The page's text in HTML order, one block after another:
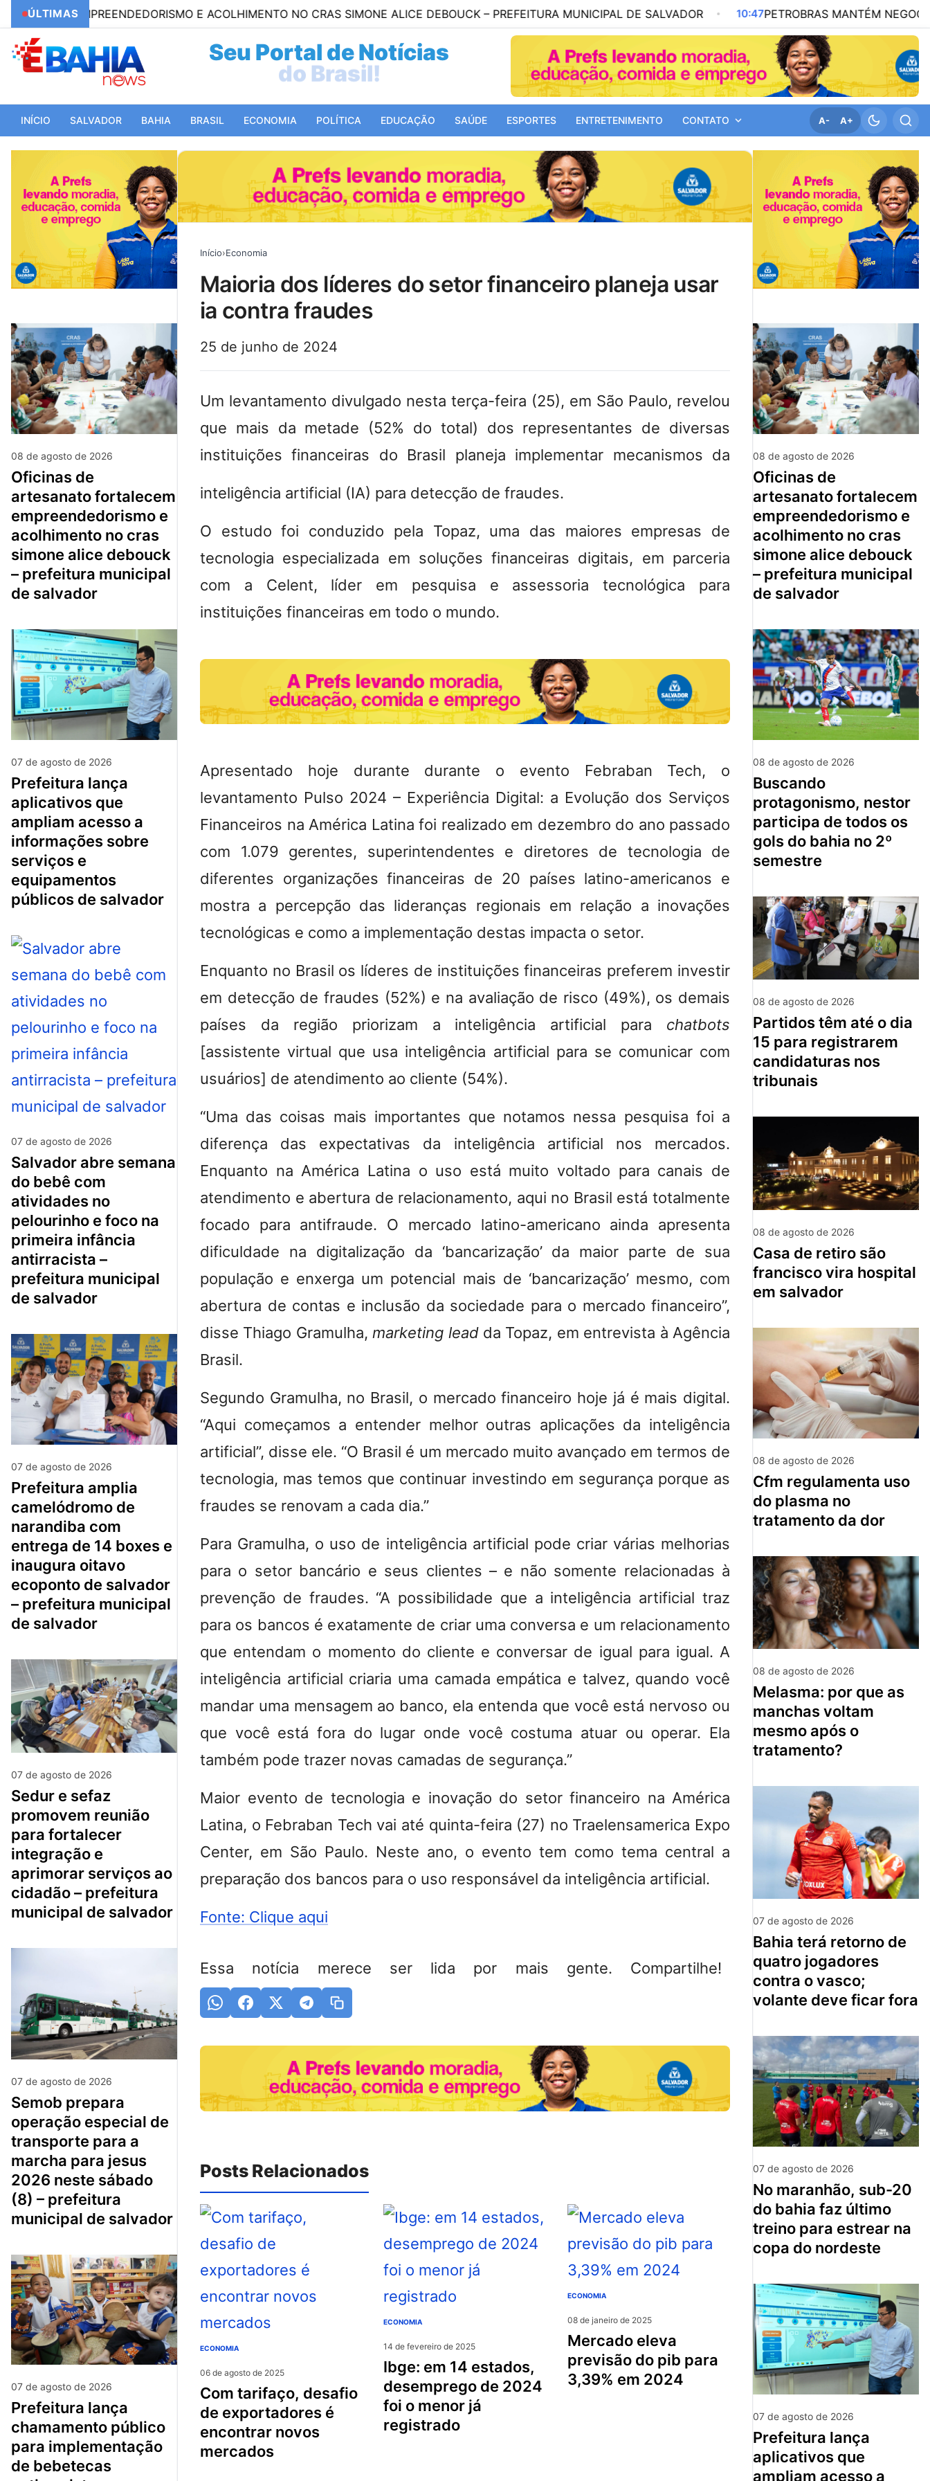
ÚLTIMAS E ACOLHIMENTO NO CRAS SIMONE ALICE DEBOUCK – PREFEITURA MUNICIPAL DE SALVADOR 10:47PETROBRAS MANTÉM NEGOCIAÇÃO POR
Seu Portal de Notícias
do Mundo!
INÍCIO SALVADOR BAHIA BRASIL ECONOMIA POLÍTICA EDUCAÇÃO SAÚDE ESPORTES ENTRETENIMENTO CONTATO A- A+
08 de agosto de 2026
oficinas de
artesanato fortalecem
empreendedorismo e
acolhimento no cras
simone alice debouck
– prefeitura municipal
de salvador
07 de agosto de 2026
prefeitura lança
aplicativos que
ampliam acesso a
informações sobre
serviços e
equipamentos
públicos de salvador
07 de agosto de 2026
salvador abre semana
do bebê com
atividades no
pelourinho e foco na
primeira infância
antirracista –
prefeitura municipal
de salvador
07 de agosto de 2026
prefeitura amplia
camelódromo de
narandiba com
entrega de 14 boxes e
inaugura oitavo
ecoponto de salvador
– prefeitura municipal
de salvador
07 de agosto de 2026
sedur e sefaz
promovem reunião
para fortalecer
integração e
aprimorar serviços ao
cidadão – prefeitura
municipal de salvador
07 de agosto de 2026
semob prepara
operação especial de
transporte para a
marcha para jesus
2026 neste sábado
(8) – prefeitura
municipal de salvador
07 de agosto de 2026
prefeitura lança
chamamento público
para implementação
de bebetecas
Início›Economia
maioria dos líderes do setor financeiro planeja usar
ia contra fraudes
25 de junho de 2024
Um levantamento divulgado nesta terça-feira (25), em São Paulo, revelou
que mais da metade (52% do total) dos representantes de diversas
instituições financeiras do Brasil planeja implementar mecanismos da
inteligência artificial (IA) para detecção de fraudes.
O estudo foi conduzido pela Topaz, uma das maiores empresas de
tecnologia especializada em soluções financeiras digitais, em parceria
com a Celent, líder em pesquisa e assessoria tecnológica para
instituições financeiras em todo o mundo.
Apresentado hoje durante durante o evento Febraban Tech, o
levantamento Pulso 2024 – Experiência Digital: a Evolução dos Serviços
Financeiros na América Latina foi realizado em dezembro do ano passado
com 1.079 gerentes, superintendentes e diretores de tecnologia de
diferentes organizações financeiras de 20 países latino-americanos e
mostra a percepção das lideranças regionais em relação a inovações
tecnológicas e como a implementação destas impacta o setor.
Enquanto no Brasil os líderes de instituições financeiras preferem investir
em detecção de fraudes (52%) e na avaliação de risco (49%), os demais
países da região priorizam a inteligência artificial para chatbots
[assistente virtual que usa inteligência artificial para se comunicar com
usuários] de atendimento ao cliente (54%).
“Uma das coisas mais importantes que notamos nessa pesquisa foi a
diferença das expectativas da inteligência artificial nos mercados.
Enquanto na América Latina o uso está muito voltado para canais de
atendimento e abertura de relacionamento, aqui no Brasil está totalmente
focado para antifraude. O mercado latino-americano ainda apresenta
dificuldade na digitalização da ‘bancarização’ da maior parte de sua
população e enxerga um potencial mais de ‘bancarização’ mesmo, com
abertura de contas e inclusão da sociedade para o mercado financeiro”,
disse Thiago Gramulha,marketing leadda Topaz, em entrevista àAgência
Brasil.
Segundo Gramulha, no Brasil, o mercado financeiro hoje já é mais digital.
“Aqui começamos a entender melhor outras aplicações da inteligência
artificial”, disse ele. “O Brasil é um mercado muito avançado em termos de
tecnologia, mas temos que continuar investindo em segurança porque as
fraudes se renovam a cada dia.”
Para Gramulha, o uso de inteligência artificial pode criar várias melhorias
para o setor bancário e seus clientes – e não somente relacionadas à
prevenção de fraudes. “A possibilidade que a inteligência artificial traz
para os bancos é exatamente de criar uma conversa e um relacionamento
que entendam o momento do cliente e conversar de igual para igual. A
inteligência artificial criaria uma camada empática e talvez, quando você
mandar uma mensagem ao banco, ela entenda que você está nervoso ou
que você está fora do lugar onde você costuma atuar ou operar. Ela
também pode trazer novas camadas de segurança.”
Maior evento de tecnologia e inovação do setor financeiro na América
Latina, o Febraban Tech vai até quinta-feira (27) no Traelensamerica Expo
Center, em São Paulo. Neste ano, o evento tem como tema central a
preparação dos bancos para o uso responsável da inteligência artificial.
Fonte: Clique aqui
Essa notícia merece ser lida por mais gente. Compartilhe!
Posts Relacionados
ECONOMIA
06 de agosto de 2025
com tarifaço, desafio
de exportadores é
encontrar novos
mercados
ECONOMIA
14 de fevereiro de 2025
ibge: em 14 estados,
desemprego de 2024
foi o menor já
registrado
ECONOMIA
08 de janeiro de 2025
mercado eleva
previsão do pib para
3,39% em 2024
08 de agosto de 2026
oficinas de
artesanato fortalecem
empreendedorismo e
acolhimento no cras
simone alice debouck
– prefeitura municipal
de salvador
08 de agosto de 2026
buscando
protagonismo, nestor
participa de todos os
gols do bahia no 2º
semestre
08 de agosto de 2026
partidos têm até o dia
15 para registrarem
candidaturas nos
tribunais
08 de agosto de 2026
casa de retiro são
francisco vira hospital
em salvador
08 de agosto de 2026
cfm regulamenta uso
do plasma no
tratamento da dor
08 de agosto de 2026
melasma: por que as
manchas voltam
mesmo após o
tratamento?
07 de agosto de 2026
bahia terá retorno de
quatro jogadores
contra o vasco;
volante deve ficar fora
07 de agosto de 2026
no maranhão, sub-20
do bahia faz último
treino para estrear na
copa do nordeste
07 de agosto de 2026
prefeitura lança
aplicativos que
ampliam acesso a